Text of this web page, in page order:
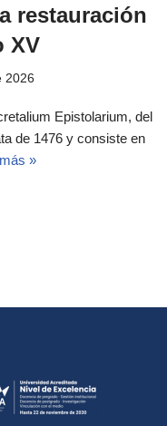
restauración
XV
2026
Epistolarium, del
de 1476 y consiste en
»